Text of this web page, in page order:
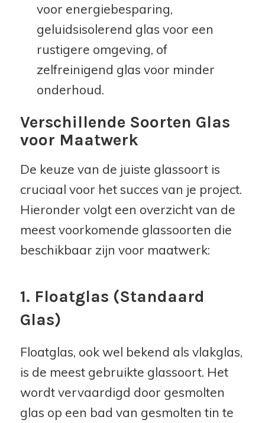
voor energiebesparing,
geluidsisolerend glas voor een
rustigere omgeving, of
zelfreinigend glas voor minder
onderhoud.
Verschillende Soorten Glas
voor Maatwerk
De keuze van de juiste glassoort is
cruciaal voor het succes van je project.
Hieronder volgt een overzicht van de
meest voorkomende glassoorten die
beschikbaar zijn voor maatwerk:
1. Floatglas (Standaard
Glas)
Floatglas, ook wel bekend als vlakglas,
is de meest gebruikte glassoort. Het
wordt vervaardigd door gesmolten
glas op een bad van gesmolten tin te